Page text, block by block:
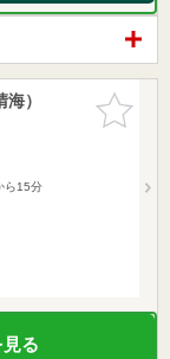
お気に入
りに追加
）
ら15分
る